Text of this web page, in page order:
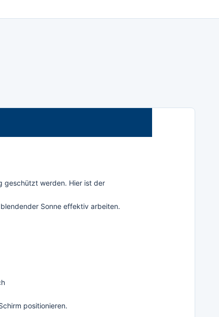
geschützt werden. Hier ist der
Sonne effektiv arbeiten.
positionieren.